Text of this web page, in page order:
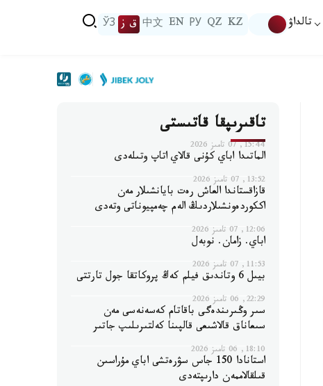
تالداۋ KZ
QZ
РУ
EN
中文 ق ز ЎЗ
تاقىرىپقا قاتىستى
15:44, 07 تامىز 2026
الماتىدا اباي كۇنى قالاي اتاپ وتىلەدى
13:52, 07 تامىز 2026
قازاقستاندا العاش رەت بايانشىلار مەن
اككوردەونشىلاردىڭ الەم چەمپيوناتى وتەدى
12:06, 07 تامىز 2026
اباي. زامان. نوبەل
11:53, 07 تامىز 2026
بيىل 6 وتاندىق فيلم كەڭ پروكاتقا جول تارتتى
22:29, 06 تامىز 2026
سىر وڭىرىندەگى باقاتام كەسەنەسى مەن
سىعاناق قالاشىعى قالپىنا كەلتىرىلىپ جاتىر
18:10, 06 تامىز 2026
استانادا 150 جاس سۋرەتشى اباي مۇراسىن
قىلقالاممەن دارىپتەدى